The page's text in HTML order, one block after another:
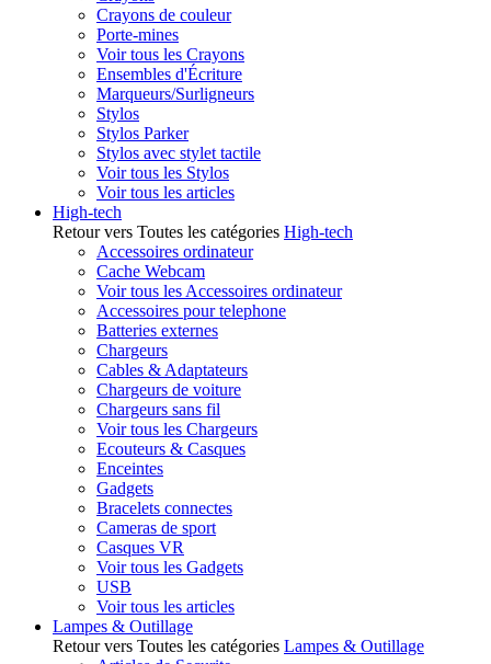
Crayons de couleur
Porte-mines
Voir tous les Crayons
Ensembles d'Écriture
Marqueurs/Surligneurs
Stylos
Stylos Parker
Stylos avec stylet tactile
Voir tous les Stylos
Voir tous les articles
High-tech
Retour vers Toutes les catégories High-tech
Accessoires ordinateur
Cache Webcam
Voir tous les Accessoires ordinateur
Accessoires pour telephone
Batteries externes
Chargeurs
Cables & Adaptateurs
Chargeurs de voiture
Chargeurs sans fil
Voir tous les Chargeurs
Ecouteurs & Casques
Enceintes
Gadgets
Bracelets connectes
Cameras de sport
Casques VR
Voir tous les Gadgets
USB
Voir tous les articles
Lampes & Outillage
Retour vers Toutes les catégories Lampes & Outillage